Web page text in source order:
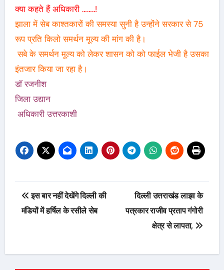
क्या कहते हैं अधिकारी ……..!
झाला में सेब काश्तकारों की समस्या सुनी है उन्होंने सरकार से 75
रूप प्रति किलो समर्थन मूल्य की मांग की है।
सबे के समर्थन मूल्य को लेकर शासन को को फाईल भेजी है उसका
इंतजार किया जा रहा है।
डॉ रजनीश
जिला उद्यान
अधिकारी उत्तरकाशी
Post
navigation
इस बार नहीं देखेंगे दिल्ली की
मंडियों में हर्षिल के रसीले सेब
दिल्ली उत्तराखंड लाइव के
पत्रकार राजीव प्रताप गंगोरी
क्षेत्र से लापता,